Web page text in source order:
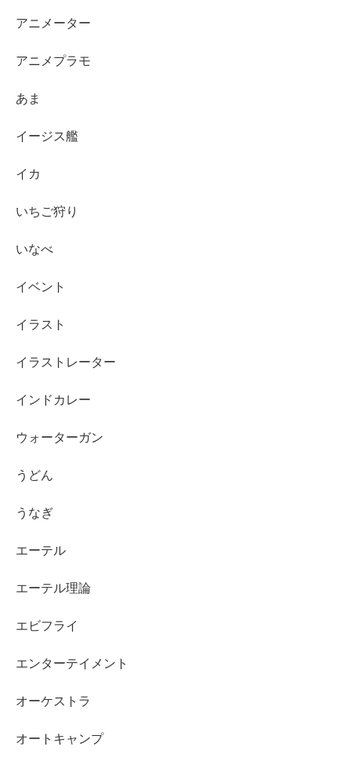
アニメーター
アニメプラモ
あま
イージス艦
イカ
いちご狩り
いなべ
イベント
イラスト
イラストレーター
インドカレー
ウォーターガン
うどん
うなぎ
エーテル
エーテル理論
エビフライ
エンターテイメント
オーケストラ
オートキャンプ